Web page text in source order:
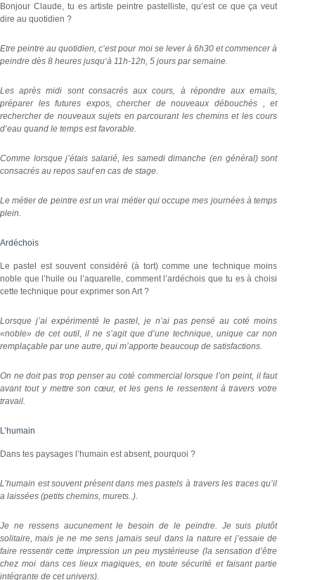
Bonjour Claude, tu es artiste peintre pastelliste, qu’est ce que ça veut
dire au quotidien ?
Etre peintre au quotidien, c’est pour moi se lever à 6h30 et commencer à
peindre dès 8 heures jusqu‘à 11h-12h, 5 jours par semaine.
Les après midi sont consacrés aux cours, à répondre aux emails,
préparer les futures expos, chercher de nouveaux débouchés , et
rechercher de nouveaux sujets en parcourant les chemins et les cours
d’eau quand le temps est favorable.
Comme lorsque j’étais salarié, les samedi dimanche (en général) sont
consacrés au repos sauf en cas de stage.
Le métier de peintre est un vrai métier qui occupe mes journées à temps
plein.
Ardéchois
Le pastel est souvent considéré (à tort) comme une technique moins
noble que l’huile ou l’aquarelle, comment l’ardéchois que tu es à choisi
cette technique pour exprimer son Art ?
Lorsque j’ai expérimenté le pastel, je n’ai pas pensé au coté moins
«noble» de cet outil, il ne s’agit que d’une technique, unique car non
remplaçable par une autre, qui m’apporte beaucoup de satisfactions.
On ne doit pas trop penser au coté commercial lorsque l’on peint, il faut
avant tout y mettre son cœur, et les gens le ressentent à travers votre
travail.
L’humain
Dans tes paysages l’humain est absent, pourquoi ?
L’humain est souvent présent dans mes pastels à travers les traces qu’il
a laissées (petits chemins, murets..).
Je ne ressens aucunement le besoin de le peindre. Je suis plutôt
solitaire, mais je ne me sens jamais seul dans la nature et j’essaie de
faire ressentir cette impression un peu mystérieuse (la sensation d’être
chez moi dans ces lieux magiques, en toute sécurité et faisant partie
intégrante de cet univers).